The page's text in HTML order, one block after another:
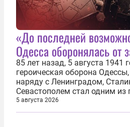
«До последней
Одесса оборонялась от
85 лет назад, 5 августа 1941
героическая оборона
наряду с Ленинградом,
Севастополем стал одним из
героев. Историки приводят
Иосифа Сталина,
5 августа 2026